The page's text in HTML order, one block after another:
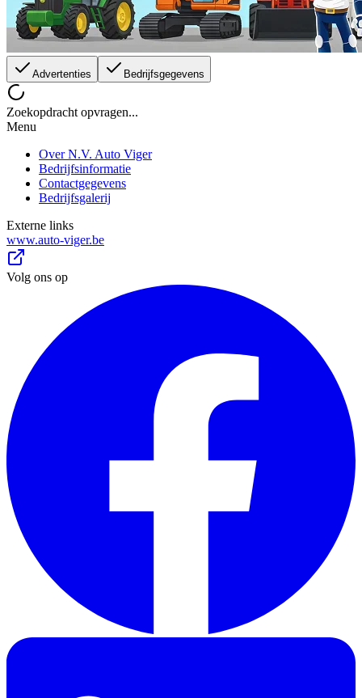
Advertenties Bedrijfsgegevens
Zoekopdracht opvragen...
Menu
Over N.V. Auto Viger
Bedrijfsinformatie
Contactgegevens
Bedrijfsgalerij
Externe links
www.auto-viger.be
Volg ons op